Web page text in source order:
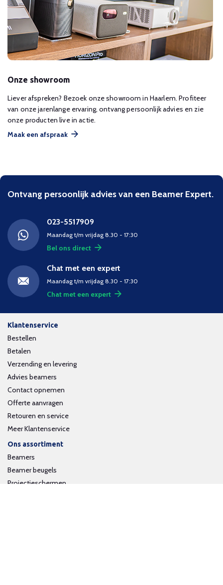
Onze showroom
Liever afspreken? Bezoek onze showroom in Haarlem. Profiteer
van onze jarenlange ervaring, ontvang persoonlijk advies en zie
onze producten live in actie.
Maak een afspraak
Ontvang persoonlijk advies van een Beamer Expert.
023-5517909
Maandag t/m vrijdag 8.30 - 17:30
Bel ons direct
Chat met een expert
Maandag t/m vrijdag 8.30 - 17:30
Chat met een expert
Klantenservice
Bestellen
Betalen
Verzending en levering
Advies beamers
Contact opnemen
Offerte aanvragen
Retouren en service
Meer Klantenservice
Ons assortiment
Beamers
Beamer beugels
Projectieschermen